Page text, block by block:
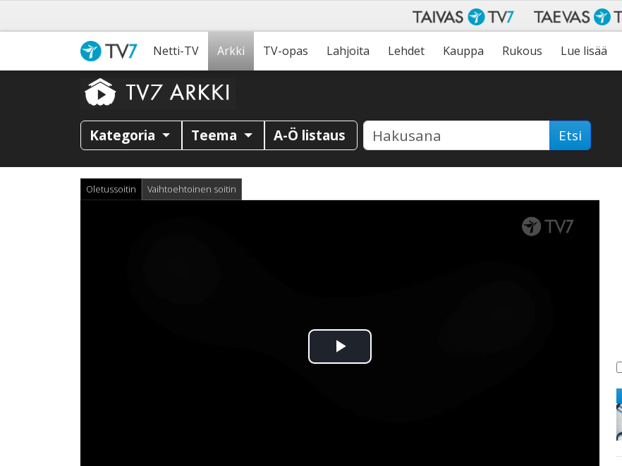
Netti-TV Arkki TV-opas Lahjoita Lehdet Kauppa Rukous Lue lisää
Kategoria Teema A-Ö listaus Etsi
Oletussoitin Vaihtoehtoinen soitin
Toista